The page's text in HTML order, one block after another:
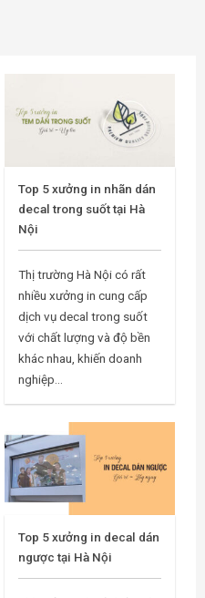
Top 5 xưởng in nhãn dán
decal trong suốt tại Hà
Nội
Thị trường Hà Nội có rất
nhiều xưởng in cung cấp
dịch vụ decal trong suốt
với chất lượng và độ bền
khác nhau, khiến doanh
nghiệp...
Top 5 xưởng in decal dán
ngược tại Hà Nội